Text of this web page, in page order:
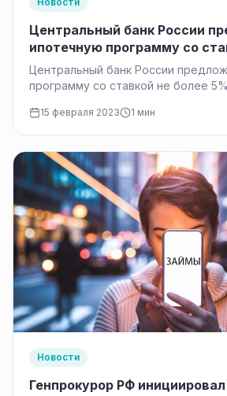
Центральный банк России
ипотечную программу со
5%.
Центральный банк России
программу со ставкой не более
выданных финансовым…
15 февраля 2023 1 мин
Новости
Генпрокурор РФ